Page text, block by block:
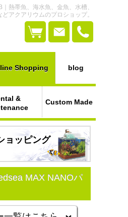
｜熱帯魚、海水魚、金魚、水槽、
アクアリウムのプロショップ。
Shopping blog
&
Custom Made
ョッピング
MAX NANOパ